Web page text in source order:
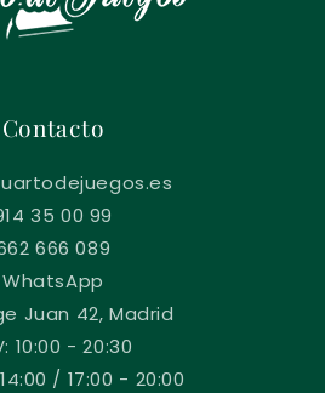
Contacto
35 00 99
666 089
WhatsApp
Juan 42, Madrid
10:00 - 20:30
/ 17:00 - 20:00